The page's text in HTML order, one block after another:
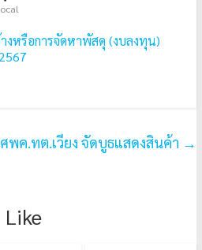
งหรือการจัดหาพัสดุ (งบลงทุน)
ศพค.ทต.เวียง จัดบูธแสดงสินค้า →
Like